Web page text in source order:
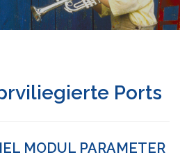
Ports
MODUL PARAMETER